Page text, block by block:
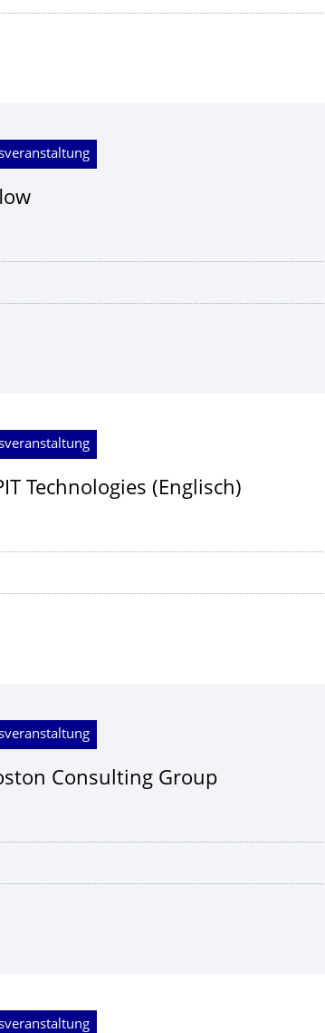
Technologies (Englisch)
Consulting Group